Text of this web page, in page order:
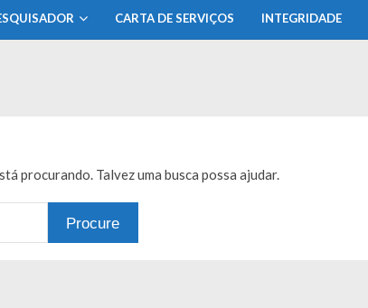
CARTA DE SERVIÇOS INTEGRIDADE
procurando. Talvez uma busca possa ajudar.